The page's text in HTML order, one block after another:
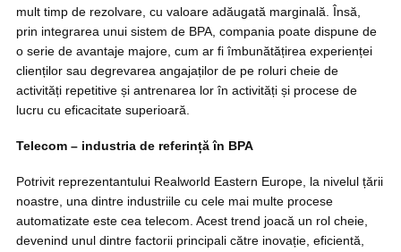
mult timp de rezolvare, cu valoare adăugată marginală. Însă,
prin integrarea unui sistem de BPA, compania poate dispune de
o serie de avantaje majore, cum ar fi îmbunătățirea experienței
clienților sau degrevarea angajaților de pe roluri cheie de
activități repetitive și antrenarea lor în activități și procese de
lucru cu eficacitate superioară.
Telecom – industria de referință în BPA
Potrivit reprezentantului Realworld Eastern Europe, la nivelul țării
noastre, una dintre industriile cu cele mai multe procese
automatizate este cea telecom. Acest trend joacă un rol cheie,
devenind unul dintre factorii principali către inovație, eficientă,